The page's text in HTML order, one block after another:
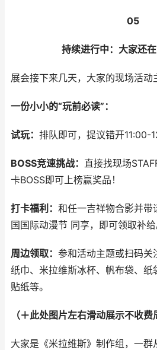
05
持续进行中：大家还
展会接下来几天，大家的现场活动
一份小小的“玩前必读”：
试玩： 排队即可，提议错开11:00-
BOSS竞速挑战： 直接找现场
卡BOSS即可上榜赢奖品！
打卡福利： 和任一吉祥物合影并
国国际动漫节 同享，即可领取补给
周边领取： 参和活动主题或扫码关
纸巾、米拉维斯冰杯、帆布袋、纸
贴纸等。
（＋此处图片左右滑动展示不收费
大家是《米拉维斯》制作组，一群